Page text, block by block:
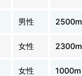
男性 2500m
女性 2300m
女性 1000m